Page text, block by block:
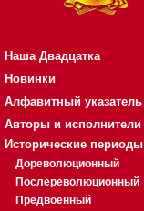
Наша Двадцатка
Новинки
Алфавитный указатель
Авторы и исполнители
Исторические периоды
Дореволюционный
Послереволюционный
Предвоенный